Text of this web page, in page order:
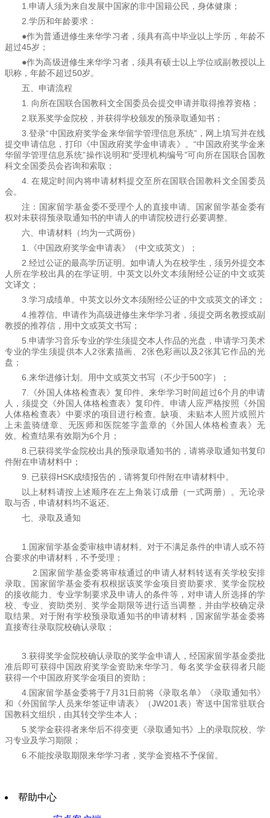
1.申请人须为来自发展中国家的非中国籍公民，身体健康；
2.学历和年龄要求：
●作为普通进修生来华学习者，须具有高中毕业以上学历，年龄不
超过45岁；
●作为高级进修生来华学习者，须具有硕士以上学位或副教授以上
职称，年龄不超过50岁。
五、申请流程
1. 向所在国联合国教科文全国委员会提交申请并取得推荐资格；
2.联系奖学金院校，并获得学校颁发的预录取通知书；
3.登录“中国政府奖学金来华留学管理信息系统”，网上填写并在线
提交申请信息，打印《中国政府奖学金申请表》。“中国政府奖学金来
华留学管理信息系统”操作说明和“受理机构编号”可向所在国联合国教
科文全国委员会咨询和索取；
4. 在规定时间内将申请材料提交至所在国联合国教科文全国委员
会。
注：国家留学基金委不受理个人的直接申请。国家留学基金委有
权对未获得预录取通知书的申请人的申请院校进行必要调整。
六、申请材料（均为一式两份）
1.《中国政府奖学金申请表》（中文或英文）；
2.经过公证的最高学历证明。如申请人为在校学生，须另外提交本
人所在学校出具的在学证明。中英文以外文本须附经公证的中文或英
文译文；
3.学习成绩单。中英文以外文本须附经公证的中文或英文的译文；
4.推荐信。申请作为高级进修生来华学习者，须提交两名教授或副
教授的推荐信，用中文或英文书写；
5.申请学习音乐专业的学生须提交本人作品的光盘，申请学习美术
专业的学生须提供本人2张素描画、2张色彩画以及2张其它作品的光
盘；
6.来华进修计划。用中文或英文书写（不少于500字）；
7.《外国人体格检查表》复印件。来华学习时间超过6个月的申请
人，须提交《外国人体格检查表》复印件。申请人应严格按照《外国
人体格检查表》中要求的项目进行检查。缺项、未贴本人照片或照片
上未盖骑缝章、无医师和医院签字盖章的《外国人体格检查表》无
效。检查结果有效期为6个月；
8.已获得奖学金院校出具的预录取通知书的，请将录取通知书复印
件附在申请材料中；
9. 已获得HSK成绩报告的，请将复印件附在申请材料中。
以上材料请按上述顺序在左上角装订成册（一式两册）。无论录
取与否，申请材料均不返还。
七、录取及通知
1.国家留学基金委审核申请材料。对于不满足条件的申请人或不符
合要求的申请材料，不予受理；
2.国家留学基金委将审核通过的申请人材料转送有关学校安排
录取。国家留学基金委有权根据该奖学金项目资助要求、奖学金院校
的接收能力、专业学制要求及申请人的条件等，对申请人所选择的学
校、专业、资助类别、奖学金期限等进行适当调整，并由学校确定录
取结果。对于附有学校预录取通知书的申请材料，国家留学基金委将
直接寄往录取院校确认录取；
3.获得奖学金院校确认录取的奖学金申请人，经国家留学基金委批
准后即可获得中国政府奖学金资助来华学习。每名奖学金获得者只能
获得一个中国政府奖学金项目的资助；
4.国家留学基金委将于7月31日前将《录取名单》《录取通知书》
和《外国留学人员来华签证申请表》（JW201表）寄送中国常驻联合
国教科文组织，由其转交学生本人；
5.奖学金获得者来华后不得变更《录取通知书》上的录取院校、学
习专业及学习期限；
6.不能按录取期限来华学习者，奖学金资格不予保留。
帮助中心